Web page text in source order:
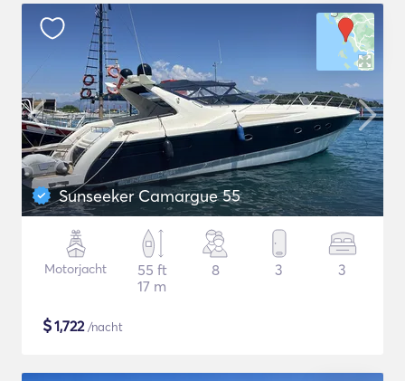
Sunseeker Camargue 55
Motorjacht
55 ft
17 m
8 3 3
$1,722/nacht